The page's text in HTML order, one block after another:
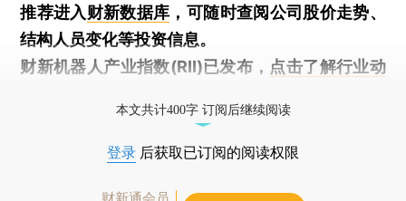
推荐进入财新数据库 ，可随时查阅公司股价走势、
结构人员变化等投资信息。
财新机器人产业指数(RII)已发布， 点击了解行业动
本文共计400字 订阅后继续阅读
登录 后获取已订阅的阅读权限